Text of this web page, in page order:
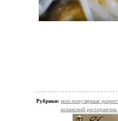
Рубрики: мои популярные
испанский